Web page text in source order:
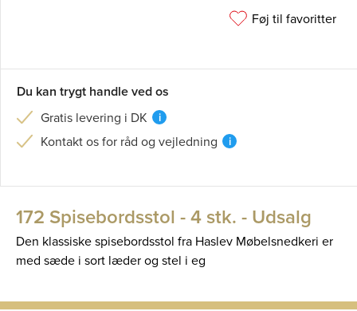
Føj til favoritter
Du kan trygt handle ved os
Gratis levering i DK i
Kontakt os for råd og vejledning i
172 Spisebordsstol - 4 stk. - Udsalg
Den klassiske spisebordsstol fra Haslev Møbelsnedkeri er
med sæde i sort læder og stel i eg